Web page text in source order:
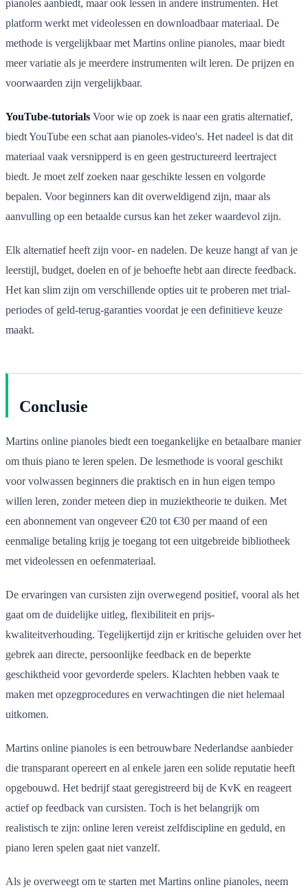
pianoles aanbiedt, maar ook lessen in andere instrumenten. Het
platform werkt met videolessen en downloadbaar materiaal. De
methode is vergelijkbaar met Martins online pianoles, maar biedt
meer variatie als je meerdere instrumenten wilt leren. De prijzen en
voorwaarden zijn vergelijkbaar.
YouTube-tutorials Voor wie op zoek is naar een gratis alternatief,
biedt YouTube een schat aan pianoles-video's. Het nadeel is dat dit
materiaal vaak versnipperd is en geen gestructureerd leertraject
biedt. Je moet zelf zoeken naar geschikte lessen en volgorde
bepalen. Voor beginners kan dit overweldigend zijn, maar als
aanvulling op een betaalde cursus kan het zeker waardevol zijn.
Elk alternatief heeft zijn voor- en nadelen. De keuze hangt af van je
leerstijl, budget, doelen en of je behoefte hebt aan directe feedback.
Het kan slim zijn om verschillende opties uit te proberen met trial-
periodes of geld-terug-garanties voordat je een definitieve keuze
maakt.
Conclusie
Martins online pianoles biedt een toegankelijke en betaalbare manier
om thuis piano te leren spelen. De lesmethode is vooral geschikt
voor volwassen beginners die praktisch en in hun eigen tempo
willen leren, zonder meteen diep in muziektheorie te duiken. Met
een abonnement van ongeveer €20 tot €30 per maand of een
eenmalige betaling krijg je toegang tot een uitgebreide bibliotheek
met videolessen en oefenmateriaal.
De ervaringen van cursisten zijn overwegend positief, vooral als het
gaat om de duidelijke uitleg, flexibiliteit en prijs-
kwaliteitverhouding. Tegelijkertijd zijn er kritische geluiden over het
gebrek aan directe, persoonlijke feedback en de beperkte
geschiktheid voor gevorderde spelers. Klachten hebben vaak te
maken met opzegprocedures en verwachtingen die niet helemaal
uitkomen.
Martins online pianoles is een betrouwbare Nederlandse aanbieder
die transparant opereert en al enkele jaren een solide reputatie heeft
opgebouwd. Het bedrijf staat geregistreerd bij de KvK en reageert
actief op feedback van cursisten. Toch is het belangrijk om
realistisch te zijn: online leren vereist zelfdiscipline en geduld, en
piano leren spelen gaat niet vanzelf.
Als je overweegt om te starten met Martins online pianoles, neem